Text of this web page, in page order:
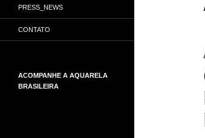
PRESS_NEWS
CONTATO
ACOMPANHE A AQUARELA
BRASILEIRA